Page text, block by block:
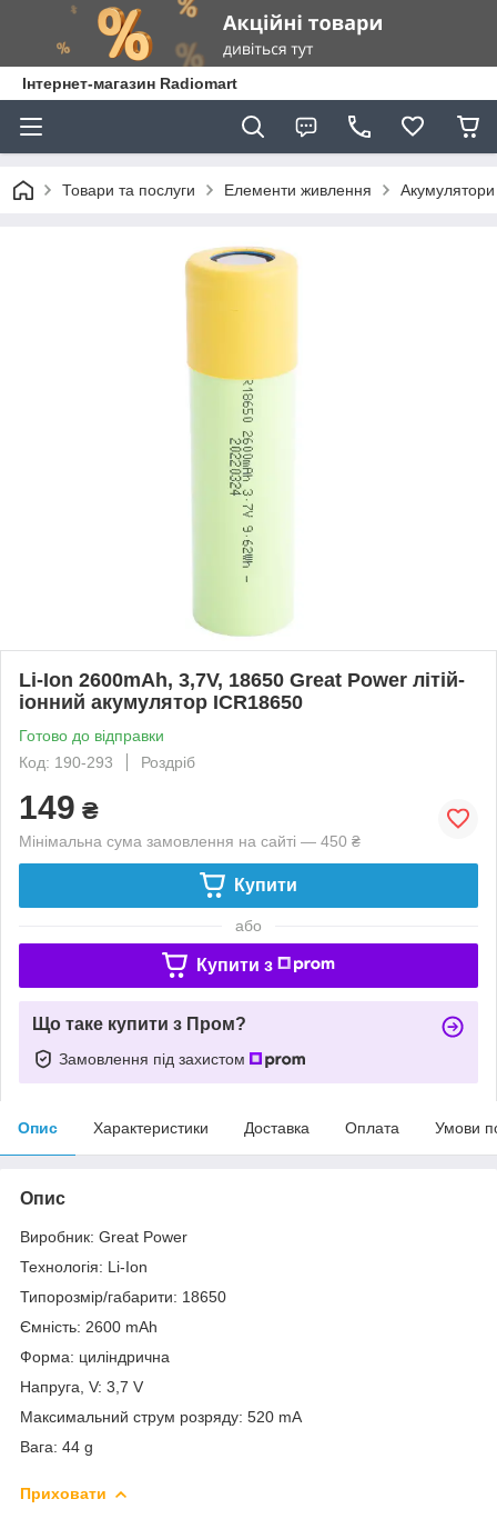
Інтернет-магазин Radiomart
Товари та послуги Елементи живлення Акумулятори
Li-Ion 2600mAh, 3,7V, 18650 Great Power літій-
іонний акумулятор ICR18650
Готово до відправки
Код: 190-293
Роздріб
149 ₴
Мінімальна сума замовлення на сайті — 450 ₴
Купити
або
Купити з
Що таке купити з Пром?
Замовлення під захистом
Опис Характеристики Доставка Оплата Умови
Опис
Виробник: Great Power
Технологія: Li-Ion
Типорозмір/габарити: 18650
Ємність: 2600 mAh
Форма: циліндрична
Напруга, V: 3,7 V
Максимальний струм розряду: 520 mA
Вага: 44 g
Приховати